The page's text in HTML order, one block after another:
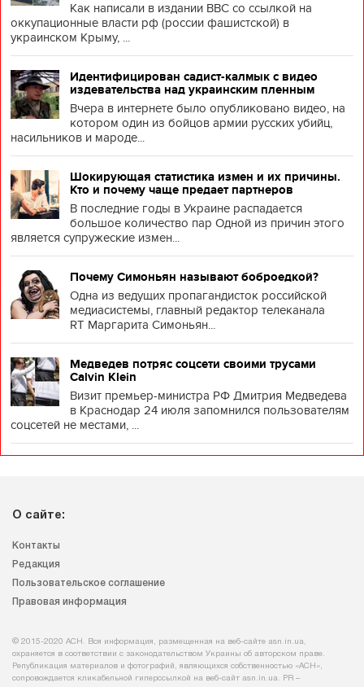
Как написали в издании BBC со ссылкой на
оккупационные власти рф (россии фашистской) в
украинском Крыму, ...
Идентифицирован садист-калмык с видео
издевательства над украинским пленным
Вчера в интернете было опубликовано видео, на
котором один из бойцов армии русских убийц,
насильников и мароде...
Шокирующая статистика измен и их причины.
Кто и почему чаще предает партнеров
В последние годы в Украине распадается
большое количество пар Одной из причин этого
является супружеские измен...
Почему Симоньян называют боброедкой?
Одна из ведущих пропагандисток российской
медиасистемы, главный редактор телеканала
RT Маргарита Симоньян...
Медведев потряс соцсети своими трусами
Calvin Klein
Визит премьер-министра РФ Дмитрия Медведева
в Краснодар 24 июля запомнился пользователям
соцсетей не местами, ...
О сайте:
Контакты
Редакция
Пользовательское соглашение
Правовая информация
© 2015-2020 АСН. Вся информация, размещенная на веб-сайте asn.in.ua,
охраняется в соответствии с законодательством Украины об авторском праве.
Републикация материалов и фотографий, являющихся собственностью «АСН»,
сопровождается кликабельной гиперссылкой на веб-сайт asn.іn.ua. PR –